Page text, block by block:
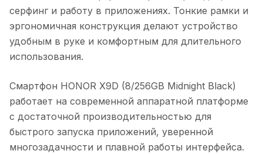
серфинг и работу в приложениях. Тонкие рамки и
эргономичная конструкция делают устройство
удобным в руке и комфортным для длительного
использования.
Смартфон HONOR X9D (8/256GB Midnight Black)
работает на современной аппаратной платформе
с достаточной производительностью для
быстрого запуска приложений, уверенной
многозадачности и плавной работы интерфейса.